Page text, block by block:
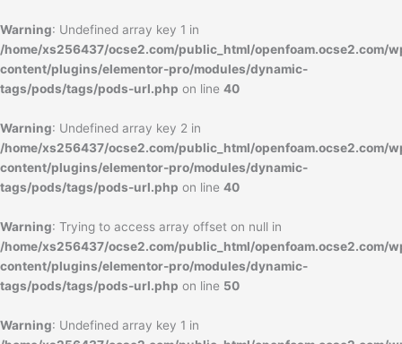
Warning: Undefined array key 1 in
/home/xs256437/ocse2.com/public_html/openfoam.ocse2.com/
content/plugins/elementor-pro/modules/dynamic-
tags/pods/tags/pods-url.php on line 40
Warning: Undefined array key 2 in
/home/xs256437/ocse2.com/public_html/openfoam.ocse2.com/
content/plugins/elementor-pro/modules/dynamic-
tags/pods/tags/pods-url.php on line 40
Warning: Trying to access array offset on null in
/home/xs256437/ocse2.com/public_html/openfoam.ocse2.com/
content/plugins/elementor-pro/modules/dynamic-
tags/pods/tags/pods-url.php on line 50
Warning: Undefined array key 1 in
容
を
ス
キ
プ